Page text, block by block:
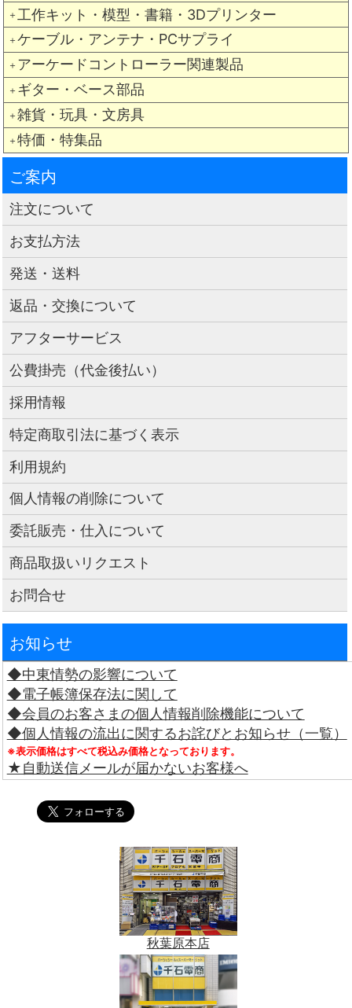
＋ 工作キット・模型・書籍・3Dプリンター
＋ ケーブル・アンテナ・PCサプライ
＋ アーケードコントローラー関連製品
＋ ギター・ベース部品
＋ 雑貨・玩具・文房具
＋ 特価・特集品
ご案内
注文について
お支払方法
発送・送料
返品・交換について
アフターサービス
公費掛売（代金後払い）
採用情報
特定商取引法に基づく表示
利用規約
個人情報の削除について
委託販売・仕入について
商品取扱いリクエスト
お問合せ
お知らせ
◆中東情勢の影響について
◆電子帳簿保存法に関して
◆会員のお客さまの個人情報削除機能について
◆個人情報の流出に関するお詫びとお知らせ（一覧）
※表示価格はすべて税込み価格となっております。
★自動送信メールが届かないお客様へ
秋葉原本店